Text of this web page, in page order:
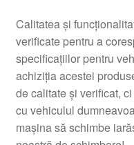
Calitatea și
verificate pentru a
specificațiilor pentru
achiziția acestei
de calitate și verificat,
cu vehiculul
mașina să schimbe